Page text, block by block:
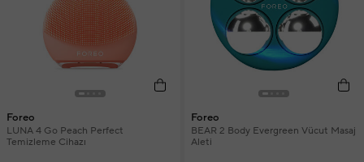
Foreo
LUNA 4 Go Peach Perfect
Temizleme Cihazı
Foreo
BEAR 2 Body Evergreen Vücut Masaj
Aleti